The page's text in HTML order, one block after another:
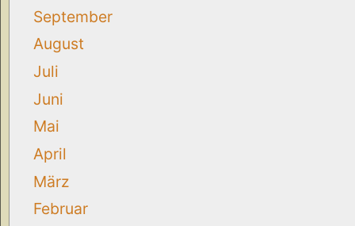
September
August
Juli
Juni
Mai
April
März
Februar